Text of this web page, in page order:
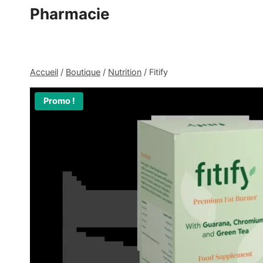
Pharmacie
Accueil / Boutique / Nutrition / Fitify
Promo !